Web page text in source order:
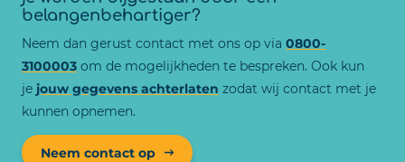
belangenbehartiger?
Neem dan gerust contact met ons op via 0800-
3100003 om de mogelijkheden te bespreken. Ook kun
je jouw gegevens achterlaten zodat wij contact met je
kunnen opnemen.
Neem contact op